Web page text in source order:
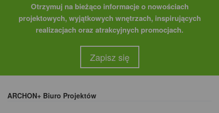
Otrzymuj na bieżąco informacje o nowościach
projektowych, wyjątkowych wnętrzach, inspirujących
realizacjach oraz atrakcyjnych promocjach.
Zapisz się
ARCHON+ Biuro Projektów